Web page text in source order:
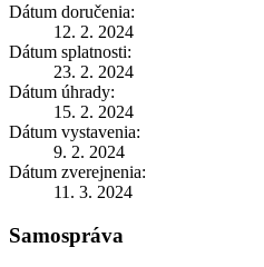
Dátum doručenia:
12. 2. 2024
Dátum splatnosti:
23. 2. 2024
Dátum úhrady:
15. 2. 2024
Dátum vystavenia:
9. 2. 2024
Dátum zverejnenia:
11. 3. 2024
Samospráva